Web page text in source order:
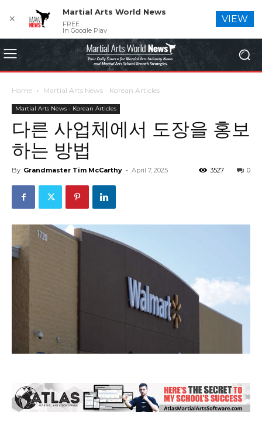
Home Martial Arts News - Korean Articles
Martial Arts News - Korean Articles
다른 사업체에서 도장을 홍보
하는 방법
By Grandmaster Tim McCarthy - April 7, 2025 0
3527
✕
Martial Arts World News
FREE
In Google Play
VIEW